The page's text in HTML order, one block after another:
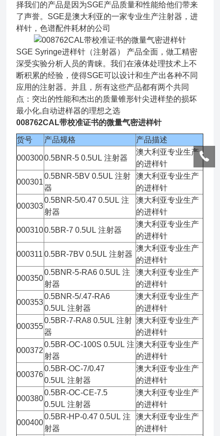
择我们的产品是因为SGE产品质量和性能给他们带来
了声誉。SGE是澳大利亚的一家专业生产注射器，进
样针，色谱配件耗材的公司
SGE Syringe进样针（注射器） 产品全面，做工精密
深受实验分析人员的青睐。我们在液体处理技术上不
断积累的经验，使得SGE可以设计和生产出各种不同
应用的注射器。并且，所有这些产品都有两个共同
点：突出的性能和杰出的质量锥形针尖进样垫的损坏
最小化,自动进样器的理想之选
008762CAL带校准证书的微量气密进样针
货号 产品规格 产品描述
0003000.5BNR-5 0.5UL 注射器
澳大利亚专业生产
的进样针
000301
0.5BNR-5BV 0.5UL 注射
器
澳大利亚专业生产
的进样针
000303
0.5BNR-5/0.47 0.5UL 注
射器
澳大利亚专业生产
的进样针
0003100.5BR-7 0.5UL 注射器
澳大利亚专业生产
的进样针
000311 0.5BR-7BV 0.5UL 注射器
澳大利亚专业生产
的进样针
000350
0.5BNR-5-RA6 0.5UL 注
射器
澳大利亚专业生产
的进样针
000353
0.5BNR-5/.47-RA6
0.5UL 注射器
澳大利亚专业生产
的进样针
000355
0.5BR-7-RA8 0.5UL 注射
器
澳大利亚专业生产
的进样针
000372
0.5BR-OC-100S 0.5UL 注
射器
澳大利亚专业生产
的进样针
000376
0.5BR-OC-7/0.47
0.5UL 注射器
澳大利亚专业生产
的进样针
000380
0.5BR-OC-CE-7.5
0.5UL 注射器
澳大利亚专业生产
的进样针
000400
0.5BR-HP-0.47 0.5UL 注
射器
澳大利亚专业生产
的进样针